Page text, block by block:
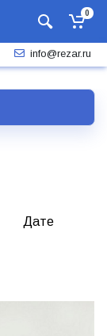
0
info@rezar.ru
Дате